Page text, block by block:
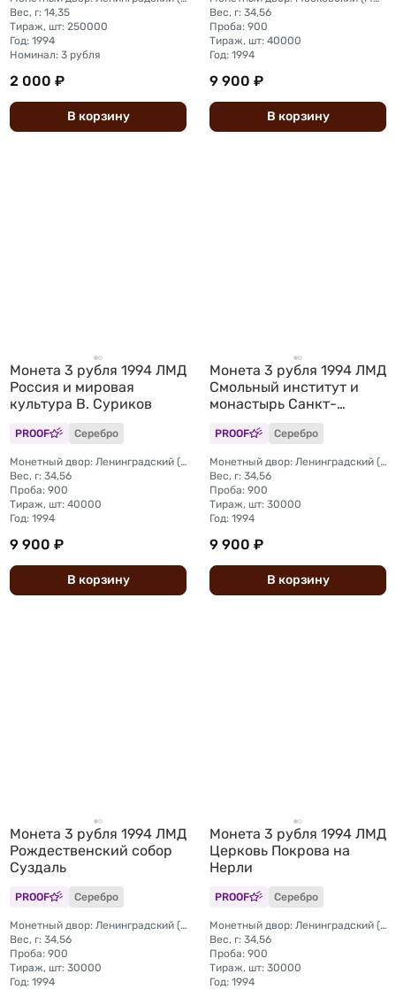
Вес, г: 14,35
Тираж, шт: 250000
Год: 1994
Номинал: 3 рубля
2 000 ₽
В корзину
Вес, г: 34,56
Проба: 900
Тираж, шт: 40000
Год: 1994
9 900 ₽
В корзину
Монета 3 рубля 1994 ЛМД
Россия и мировая
культура В. Суриков
PROOF Серебро
Монетный двор: Ленинградский (ЛМД)
Вес, г: 34,56
Проба: 900
Тираж, шт: 40000
Год: 1994
9 900 ₽
В корзину
Монета 3 рубля 1994 ЛМД
Смольный институт и
монастырь Санкт-
Петербург
PROOF Серебро
Монетный двор: Ленинградский (ЛМД)
Вес, г: 34,56
Проба: 900
Тираж, шт: 30000
Год: 1994
9 900 ₽
В корзину
Монета 3 рубля 1994 ЛМД
Рождественский собор
Суздаль
PROOF Серебро
Монетный двор: Ленинградский (ЛМД)
Вес, г: 34,56
Проба: 900
Тираж, шт: 30000
Год: 1994
Монета 3 рубля 1994 ЛМД
Церковь Покрова на
Нерли
PROOF Серебро
Монетный двор: Ленинградский (ЛМД)
Вес, г: 34,56
Проба: 900
Тираж, шт: 30000
Год: 1994